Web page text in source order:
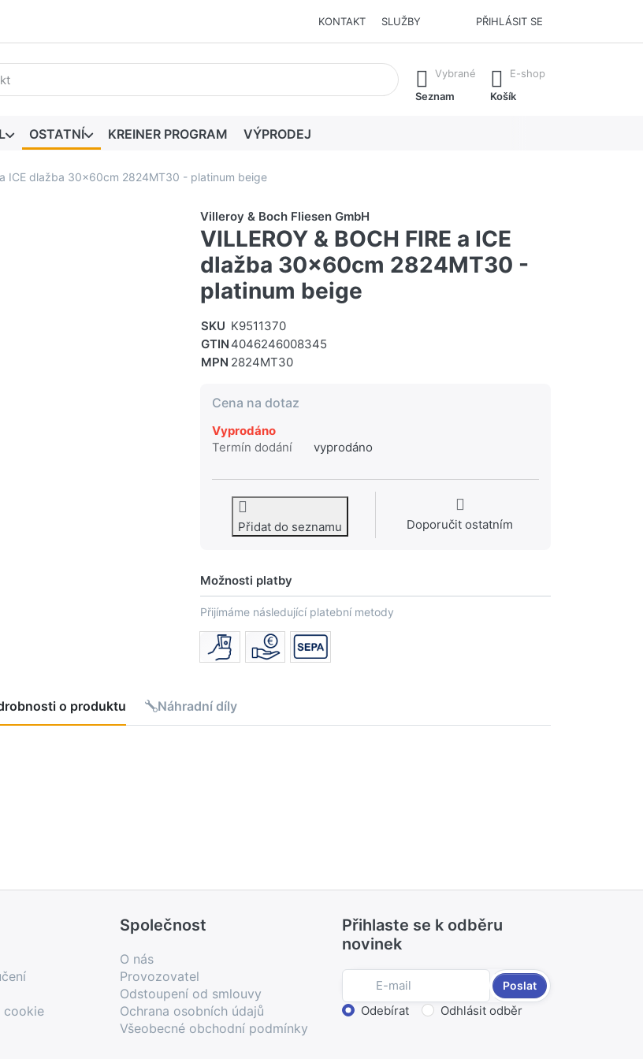
KONTAKT SLUŽBY PŘIHLÁSIT SE
První výsledky se zobrazí automaticky při zadávání. Stisknutím klávesy Enter vyvoláte všechny výsledky.
Vybrané
Seznam
E-shop
Košík
OSTATNÍ KREINER PROGRAM VÝPRODEJ
a ICE dlažba 30x60cm 2824MT30 - platinum beige
Villeroy & Boch Fliesen GmbH
VILLEROY & BOCH FIRE a ICE
dlažba 30x60cm 2824MT30 -
platinum beige
SKU K9511370
GTIN 4046246008345
MPN 2824MT30
Cena na dotaz
Vyprodáno
Termín dodání
vyprodáno
Přidat do seznamu Doporučit ostatním
Možnosti platby
Přijímáme následující platební metody
o produktu Náhradní díly
cookie
Společnost
O nás
Provozovatel
Odstoupení od smlouvy
Ochrana osobních údajů
Všeobecné obchodní podmínky
Přihlaste se k odběru
novinek
Poslat
Zvolte akci
Odebírat Odhlásit odběr